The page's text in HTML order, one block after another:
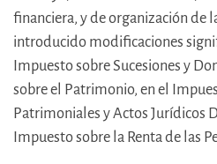
financiera, y de organización de
introducido modificaciones
Impuesto sobre Sucesiones y
sobre el Patrimonio, en el
Patrimoniales y Actos Jurídicos
Impuesto sobre la Renta de las